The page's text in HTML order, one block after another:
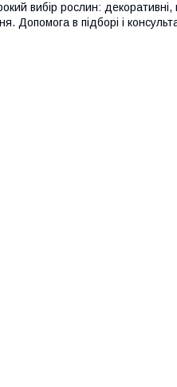
вибір рослин: декоративні,
Допомога в підборі і